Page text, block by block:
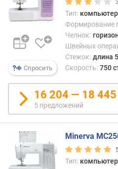
т
ч
е
(
ш
)
л
и
ч
Спросить
Тип:
Формирование
Челнок:
Швейных
Стежок: длина
Скорость: 750
16 204 — 18 445
5 предложений
Minerva
Тип: